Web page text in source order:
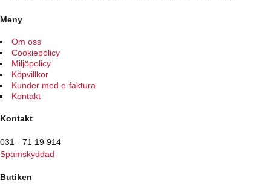
produktsidan
Meny
Om oss
Cookiepolicy
Miljöpolicy
Köpvillkor
Kunder med e-faktura
Kontakt
Kontakt
031 - 71 19 914
Spamskyddad
Butiken